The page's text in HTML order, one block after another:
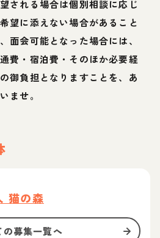
される場合は個別相談に応じ
望に添えない場合があること
面会可能となった場合には、
費・宿泊費・そのほか必要経
御負担となりますことを、あ
ませ。
猫の森
の募集一覧へ